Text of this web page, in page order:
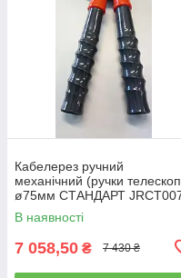
Кабелерез ручний
механічний (ручки
ø75мм СТАНДАРТ
В наявності
7 058,50 ₴ 7 430 ₴